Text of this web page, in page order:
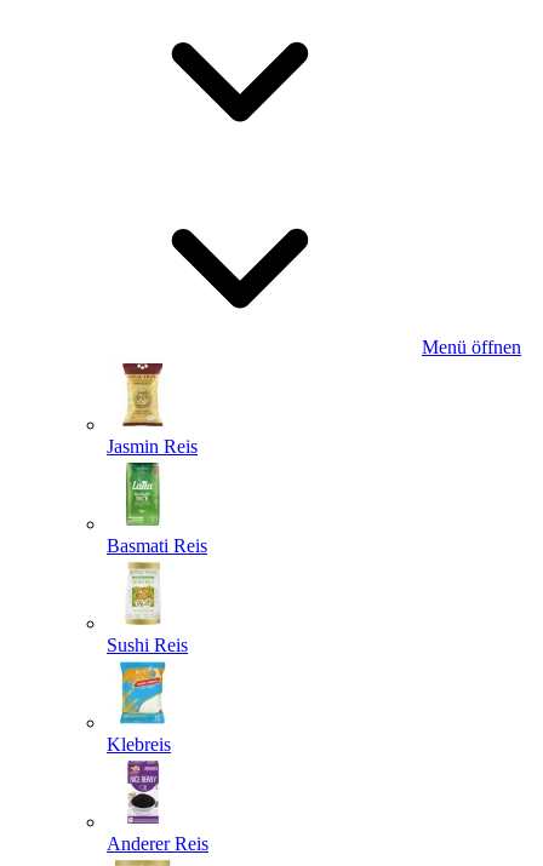
Menü öffnen
Jasmin Reis
Basmati Reis
Sushi Reis
Klebreis
Anderer Reis